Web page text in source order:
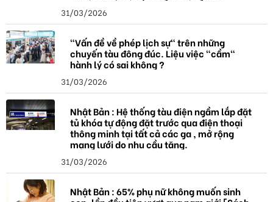
31/03/2026
"Vấn đề về phép lịch sự" trên những
chuyến tàu đông đúc. Liệu việc "cầm"
hành lý có sai không ?
31/03/2026
Nhật Bản : Hệ thống tàu điện ngầm lắp đặt
tủ khóa tự động đặt trước qua điện thoại
thông minh tại tất cả các ga , mở rộng
mạng lưới do nhu cầu tăng.
31/03/2026
Nhật Bản : 65% phụ nữ không muốn sinh